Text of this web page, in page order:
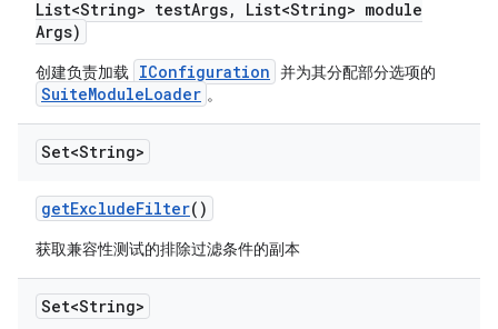
List<String> testArgs,
List<String> module
Args)
创建负责加载 IConfiguration 并为其分配部分选项的
SuiteModuleLoader 。
Set<String>
getExcludeFilter()
获取兼容性测试的排除过滤条件的副本
Set<String>